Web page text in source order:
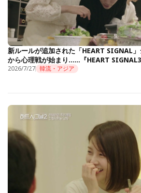
新ルールが追加された「HEART SIGNAL
から心理戦が始まり……『HEART
2026/7/27 韓流・アジア